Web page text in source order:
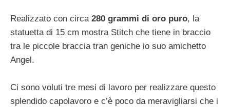
Realizzato con circa 280 grammi di oro puro, la
statuetta di 15 cm mostra Stitch che tiene in braccio
tra le piccole braccia tran geniche io suo amichetto
Angel.
Ci sono voluti tre mesi di lavoro per realizzare questo
splendido capolavoro e c’è poco da meravigliarsi che i